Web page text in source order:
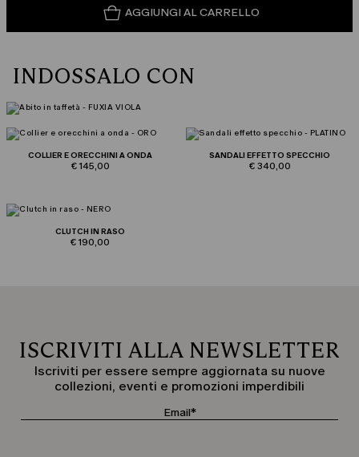
AGGIUNGI AL CARRELLO
INDOSSALO CON
COLLIER E ORECCHINI A ONDA
€ 145,00
SANDALI EFFETTO SPECCHIO
€ 340,00
CLUTCH IN RASO
€ 190,00
ISCRIVITI ALLA NEWSLETTER
Iscriviti per essere sempre aggiornata su nuove
collezioni, eventi e promozioni imperdibili